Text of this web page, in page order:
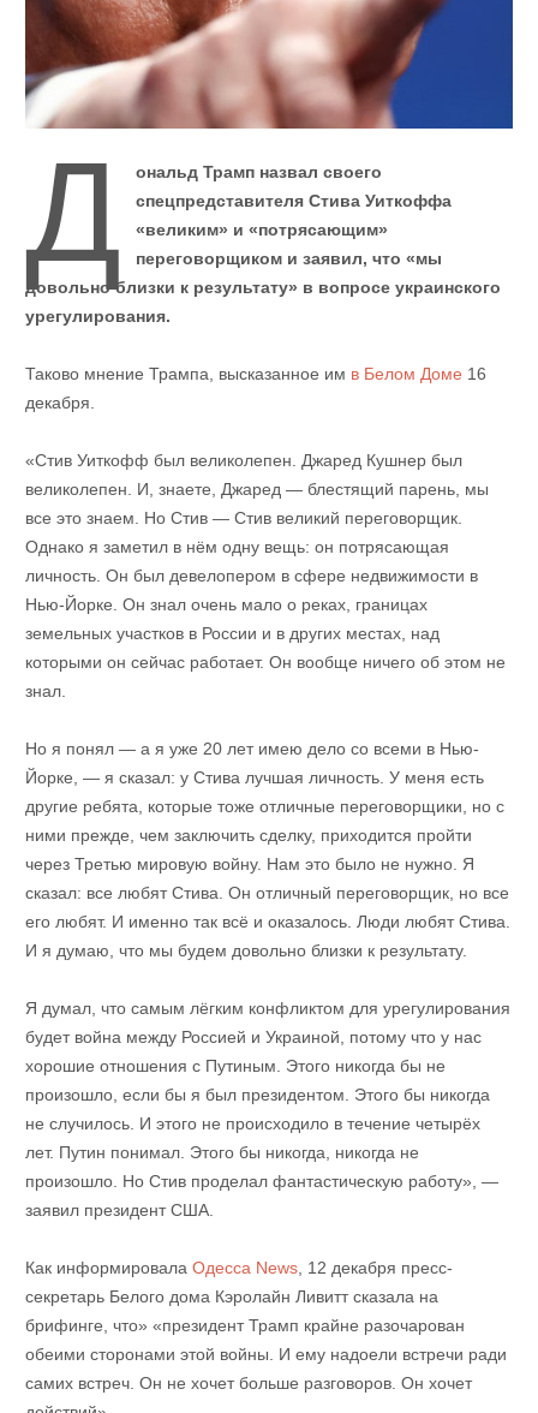
Д
ональд Трамп назвал своего
спецпредставителя Стива Уиткоффа
«великим» и «потрясающим»
переговорщиком и заявил, что «мы
довольно близки к результату» в вопросе украинского
урегулирования.
Таково мнение Трампа, высказанное им в Белом Доме 16
декабря.
«Стив Уиткофф был великолепен. Джаред Кушнер был
великолепен. И, знаете, Джаред — блестящий парень, мы
все это знаем. Но Стив — Стив великий переговорщик.
Однако я заметил в нём одну вещь: он потрясающая
личность. Он был девелопером в сфере недвижимости в
Нью-Йорке. Он знал очень мало о реках, границах
земельных участков в России и в других местах, над
которыми он сейчас работает. Он вообще ничего об этом не
знал.
Но я понял — а я уже 20 лет имею дело со всеми в Нью-
Йорке, — я сказал: у Стива лучшая личность. У меня есть
другие ребята, которые тоже отличные переговорщики, но с
ними прежде, чем заключить сделку, приходится пройти
через Третью мировую войну. Нам это было не нужно. Я
сказал: все любят Стива. Он отличный переговорщик, но все
его любят. И именно так всё и оказалось. Люди любят Стива.
И я думаю, что мы будем довольно близки к результату.
Я думал, что самым лёгким конфликтом для урегулирования
будет война между Россией и Украиной, потому что у нас
хорошие отношения с Путиным. Этого никогда бы не
произошло, если бы я был президентом. Этого бы никогда
не случилось. И этого не происходило в течение четырёх
лет. Путин понимал. Этого бы никогда, никогда не
произошло. Но Стив проделал фантастическую работу», —
заявил президент США.
Как информировала Одесса News, 12 декабря пресс-
секретарь Белого дома Кэролайн Ливитт сказала на
брифинге, что» «президент Трамп крайне разочарован
обеими сторонами этой войны. И ему надоели встречи ради
самих встреч. Он не хочет больше разговоров. Он хочет